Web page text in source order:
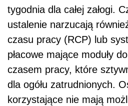
tygodnia dla całej załogi.
ustalenie narzucają
czasu pracy (RCP) lub
płacowe mające moduły
czasem pracy, które
dla ogółu zatrudnionych.
korzystające nie mają